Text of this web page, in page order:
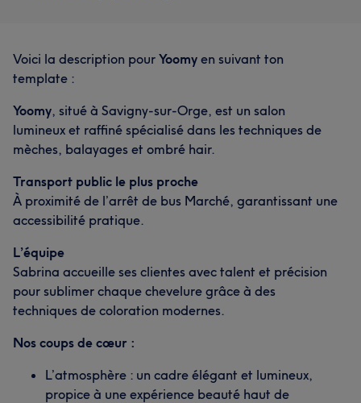
Voici la description pour Yoomy en suivant ton
template :
Yoomy, situé à Savigny-sur-Orge, est un salon
lumineux et raffiné spécialisé dans les techniques de
mèches, balayages et ombré hair.
Transport public le plus proche
À proximité de l’arrêt de bus Marché, garantissant une
accessibilité pratique.
L’équipe
Sabrina accueille ses clientes avec talent et précision
pour sublimer chaque chevelure grâce à des
techniques de coloration modernes.
Nos coups de cœur :
L’atmosphère : un cadre élégant et lumineux,
propice à une expérience beauté haut de